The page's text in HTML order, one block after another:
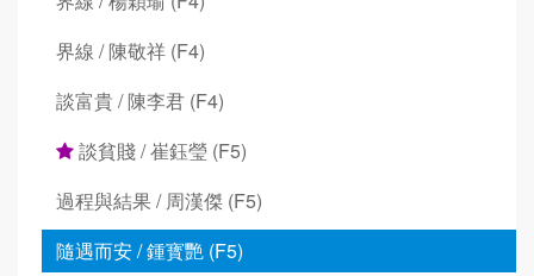
界線 / 陳敬祥 (F4)
談富貴 / 陳李君 (F4)
談貧賤 / 崔鈺瑩 (F5)
過程與結果 / 周漢傑 (F5)
隨遇而安 / 鍾寳艷 (F5)